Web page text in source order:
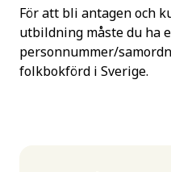
För att bli antagen och
utbildning måste du ha
personnummer/
folkbokförd i Sverige.